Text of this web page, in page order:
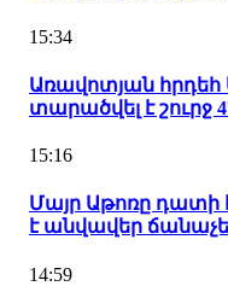
15:34
Առավոտյան հրդեհ
տարածվել է շուրջ
15:16
Մայր Աթոռը դատի
է անվավեր
14:59